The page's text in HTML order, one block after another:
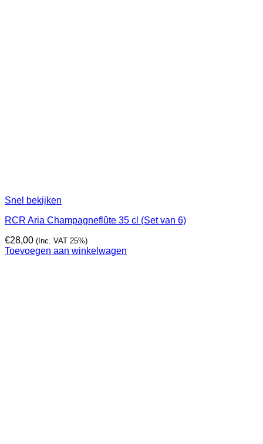
Snel bekijken
RCR Aria Champagneflûte 35 cl (Set van 6)
€28,00 (Inc. VAT 25%)
Toevoegen aan winkelwagen